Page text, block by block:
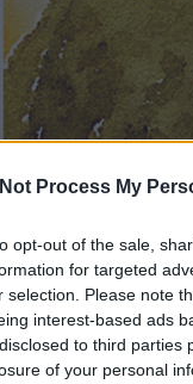
Process My
opt-out of the sale,
for targeted
selection. Please note
interest-based ads
to third parties
of your personal
a